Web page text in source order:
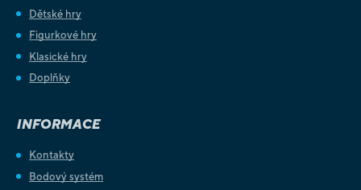
Dětské hry
Figurkové hry
Klasické hry
Doplňky
INFORMACE
Kontakty
Bodový systém